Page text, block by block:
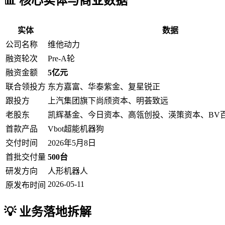
实体
数据
公司名称
维他动力
融资轮次
Pre-A轮
融资金额
5亿元
联合领投方 东方嘉富、华泰紫金、复星锐正
跟投方
上汽集团旗下尚颀资本、明荟致远
老股东
凯辉基金、今日资本、高瓴创投、渶策资本、BV
首款产品
Vbot超能机器狗
交付时间
2026年5月8日
首批交付量 500台
研发方向
人形机器人
原发布时间 2026-05-11
💡 业务落地拆解